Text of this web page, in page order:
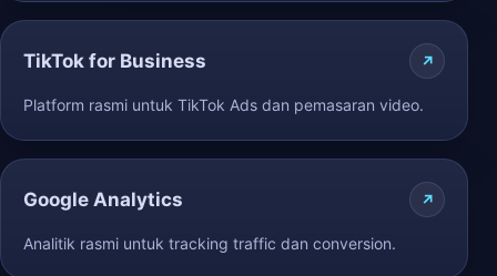
TikTok for Business
Platform rasmi untuk TikTok Ads dan pemasaran video.
Google Analytics
Analitik rasmi untuk tracking traffic dan conversion.